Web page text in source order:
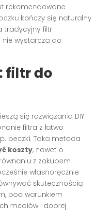
rekomendowane
kończy się naturalny
tradycyjny filtr
wystarcza do
filtr do
się rozwiązania DIY
filtra z łatwo
beczki. Taka metoda
koszty, nawet o
z zakupem
własnoręcznie
skutecznością
pod warunkiem
mediów i dobrej